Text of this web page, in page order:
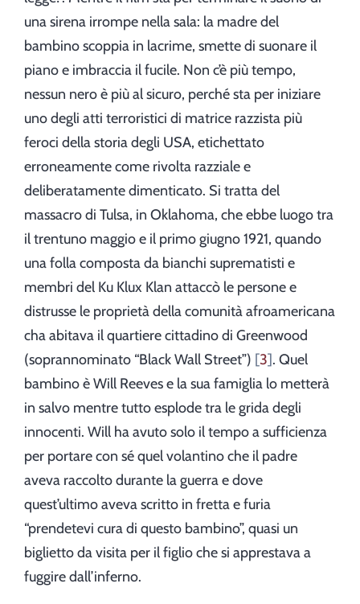
una sirena irrompe nella sala: la madre del
bambino scoppia in lacrime, smette di suonare il
piano e imbraccia il fucile. Non c’è più tempo,
nessun nero è più al sicuro, perché sta per iniziare
uno degli atti terroristici di matrice razzista più
feroci della storia degli USA, etichettato
erroneamente come rivolta razziale e
deliberatamente dimenticato. Si tratta del
massacro di Tulsa, in Oklahoma, che ebbe luogo tra
il trentuno maggio e il primo giugno 1921, quando
una folla composta da bianchi suprematisti e
membri del Ku Klux Klan attaccò le persone e
distrusse le proprietà della comunità afroamericana
cha abitava il quartiere cittadino di Greenwood
(soprannominato “Black Wall Street”) 3 . Quel
bambino è Will Reeves e la sua famiglia lo metterà
in salvo mentre tutto esplode tra le grida degli
innocenti. Will ha avuto solo il tempo a sufficienza
per portare con sé quel volantino che il padre
aveva raccolto durante la guerra e dove
quest’ultimo aveva scritto in fretta e furia
“prendetevi cura di questo bambino”, quasi un
biglietto da visita per il figlio che si apprestava a
fuggire dall’inferno.